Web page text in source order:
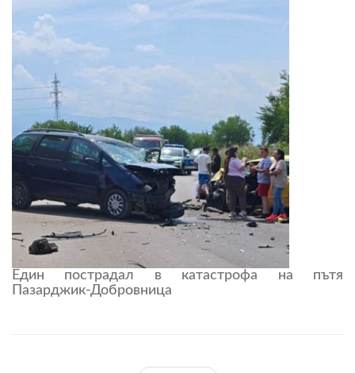
Един пострадал в катастрофа на пътя
Пазарджик-Добровница